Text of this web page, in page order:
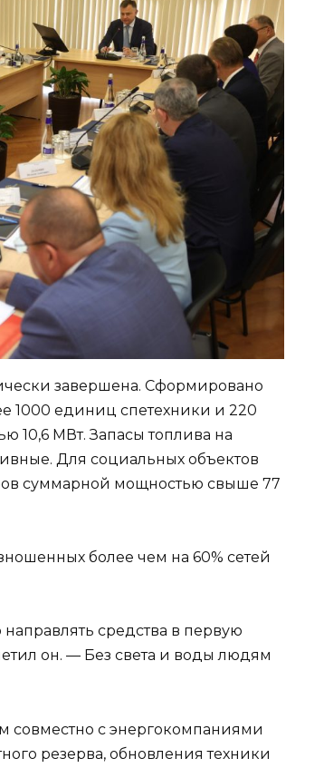
завершена. Сформировано
1000 единиц спетехники и 220
10,6 МВт. Запасы топлива на
Для социальных объектов
суммарной мощностью свыше 77
более чем на 60% сетей
средства в первую
он. — Без света и воды людям
совместно с энергокомпаниями
резерва, обновления техники